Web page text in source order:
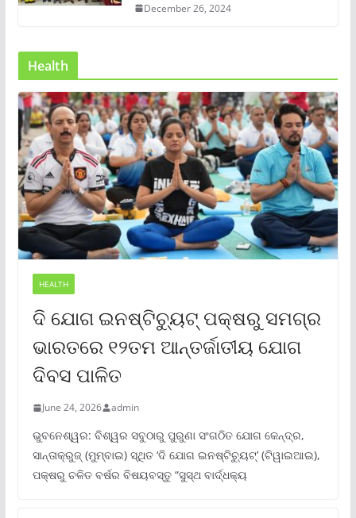
December 26, 2024
Health
HEALTH
ଦି ଯୋଗ ଇନଷ୍ଟିଚ୍ୟୁଟ୍ ପକ୍ଷରୁ ସମଗ୍ର
ଭାରତରେ ୧୨ତମ ଆନ୍ତର୍ଜାତୀୟ ଯୋଗ
ଦିବସ ପାଳିତ
June 24, 2026 admin
ଭୁବନେଶ୍ୱର: ବିଶ୍ୱର ସବୁଠାରୁ ପୁରୁଣା ସଂଗଠିତ ଯୋଗ କେନ୍ଦ୍ର,
ସାନ୍ତାକ୍ରୁଜ୍ (ମୁମ୍ବାଇ) ସ୍ଥିତ ‘ଦି ଯୋଗ ଇନଷ୍ଟିଚ୍ୟୁଟ୍‌’ (ଟିୱାଇଆଇ),
ପକ୍ଷରୁ ଚଳିତ ବର୍ଷର ବିଷୟବସ୍ତୁ “ସୁସ୍ଥ ବାର୍ଦ୍ଧକ୍ୟ